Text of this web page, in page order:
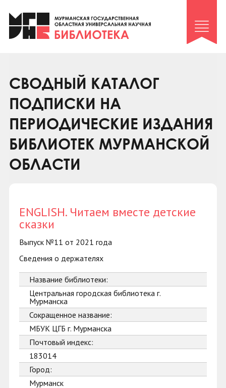
Клуб «Гиря и сельдерей»
Клуб «Семейный архив»
Коллегам
Контакты
СВОДНЫЙ КАТАЛОГ
ПОДПИСКИ НА
ПЕРИОДИЧЕСКИЕ ИЗДАНИЯ
БИБЛИОТЕК МУРМАНСКОЙ
ОБЛАСТИ
ENGLISH. Читаем вместе детские
сказки
Выпуск №11 от 2021 года
Сведения о держателях
Название библиотеки:
Центральная городская библиотека г.
Мурманска
Сокращенное название:
МБУК ЦГБ г. Мурманска
Почтовый индекс:
183014
Город:
Мурманск